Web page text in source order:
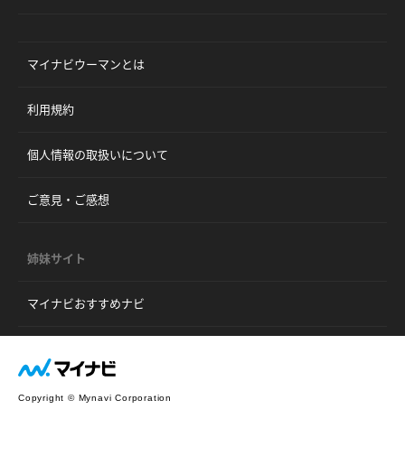
マイナビウーマンとは
利用規約
個人情報の取扱いについて
ご意見・ご感想
姉妹サイト
マイナビおすすめナビ
Copyright © Mynavi Corporation